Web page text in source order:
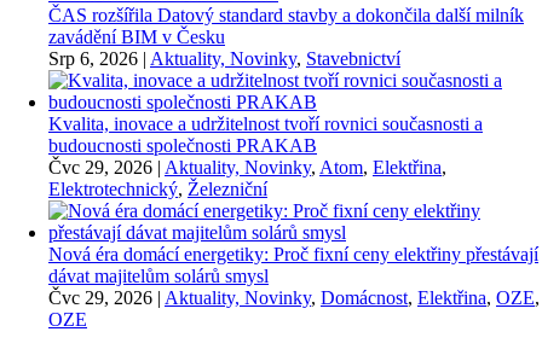
ČAS rozšířila Datový standard stavby a dokončila další milník
zavádění BIM v Česku
Srp 6, 2026 | Aktuality, Novinky, Stavebnictví
Kvalita, inovace a udržitelnost tvoří rovnici současnosti a
budoucnosti společnosti PRAKAB
Čvc 29, 2026 | Aktuality, Novinky, Atom, Elektřina,
Elektrotechnický, Železniční
Nová éra domácí energetiky: Proč fixní ceny elektřiny přestávají
dávat majitelům solárů smysl
Čvc 29, 2026 | Aktuality, Novinky, Domácnost, Elektřina, OZE,
OZE